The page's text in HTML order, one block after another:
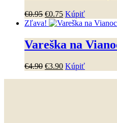
€0.95 Pôvodná
cena
€0.95.
€0.75Aktuálna
cena
€0.75.
Kúpiť
Zľava!
Vareška na
€4.90 Pôvodná
€3.90Aktuálna
Kúpiť